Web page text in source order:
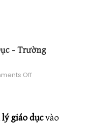
– Trường
Offon Top 7 phần
giáo dụcvào